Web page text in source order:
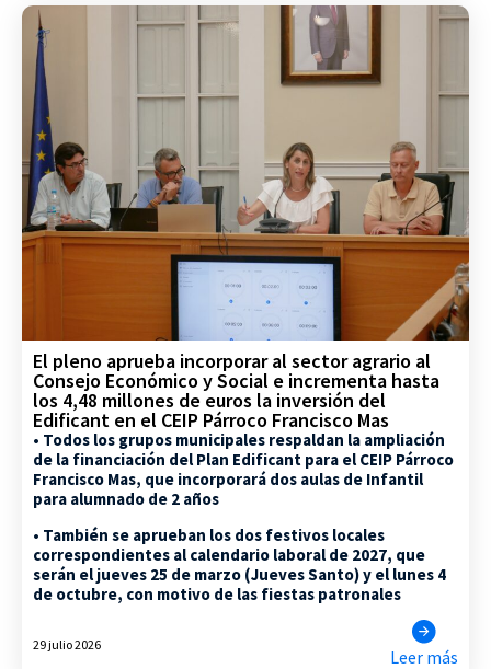
El pleno aprueba incorporar al sector agrario al
Consejo Económico y Social e incrementa hasta
los 4,48 millones de euros la inversión del
Edificant en el CEIP Párroco Francisco Mas
• Todos los grupos municipales respaldan la ampliación
de la financiación del Plan Edificant para el CEIP Párroco
Francisco Mas, que incorporará dos aulas de Infantil
para alumnado de 2 años
• También se aprueban los dos festivos locales
correspondientes al calendario laboral de 2027, que
serán el jueves 25 de marzo (Jueves Santo) y el lunes 4
de octubre, con motivo de las fiestas patronales
29 julio 2026
Leer más